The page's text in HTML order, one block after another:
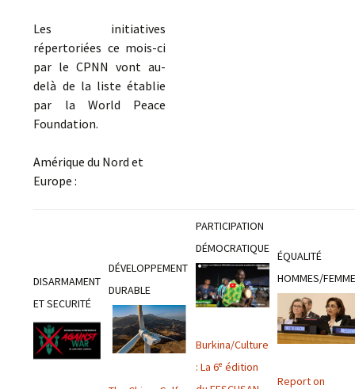
Les initiatives
répertoriées ce mois-ci
par le CPNN vont au-
delà de la liste établie
par la World Peace
Foundation.
Amérique du Nord et
Europe :
DISARMAMENT
ET SECURITÉ
DÉVELOPPEMENT
DURABLE
PARTICIPATION
DÉMOCRATIQUE
Burkina/Culture
: La 6ᵉ édition
ÉQUALITÉ
HOMMES/
Report on